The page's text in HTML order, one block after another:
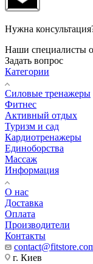
Нужна
Наши специалисты
Задать вопрос
Категории
Силовые тренажеры
Фитнес
Активный отдых
Туризм и сад
Кардиотренажеры
Единоборства
Массаж
Информация
О нас
Доставка
Оплата
Производители
Контакты
г. Киев